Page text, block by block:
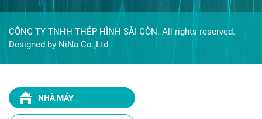
CÔNG TY TNHH THÉP HÌNH SÀI GÒN. All rights reserved.
Designed by NiNa Co.,Ltd
NHÀ MÁY